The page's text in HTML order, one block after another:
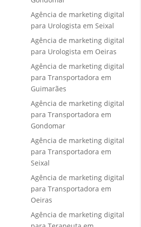
Agência de marketing digital
para Urologista em Seixal
Agência de marketing digital
para Urologista em Oeiras
Agência de marketing digital
para Transportadora em
Guimarães
Agência de marketing digital
para Transportadora em
Gondomar
Agência de marketing digital
para Transportadora em
Seixal
Agência de marketing digital
para Transportadora em
Oeiras
Agência de marketing digital